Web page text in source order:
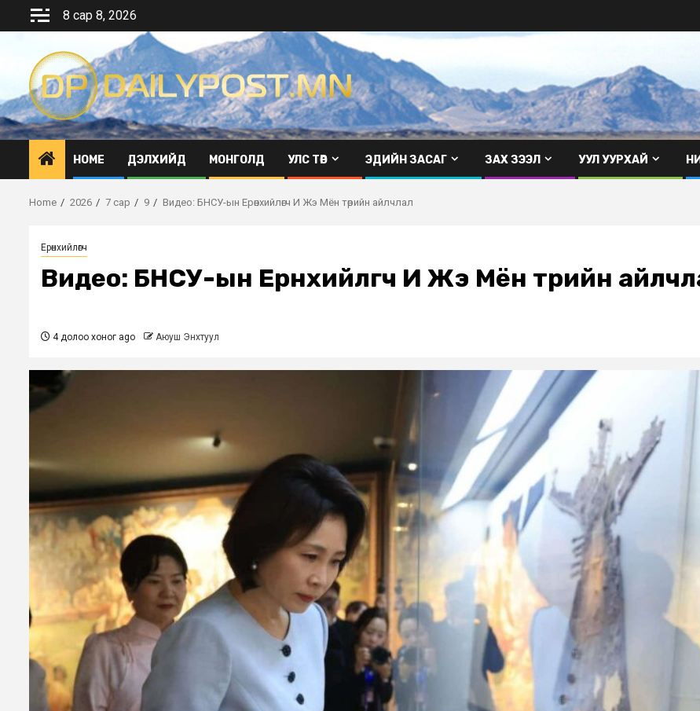
8 сар 8, 2026
HOME ДЭЛХИЙД МОНГОЛД УЛС ТӨР ЭДИЙН ЗАСАГ ЗАХ ЗЭЭЛ УУЛ УУРХАЙ
Home 2026 7 сар 9 Видео: БНСУ-ын Ерөнхийлөгч И Жэ Мён төрийн айлчлал
Ерөнхийлөгч
Видео: БНСУ-ын Ерөнхийлөгч И Жэ Мён төрийн
4 долоо хоног ago Аюуш Энхтуул